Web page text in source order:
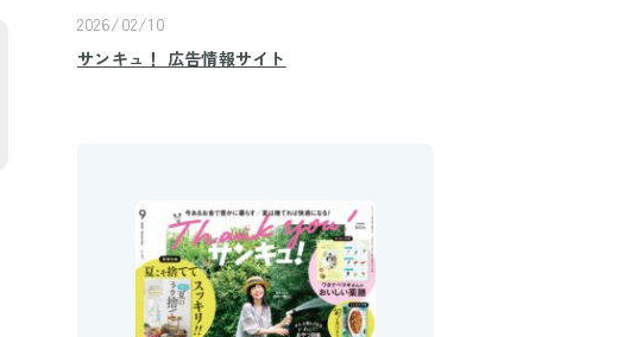
2026/02/10
サンキュ！ 広告情報サイト